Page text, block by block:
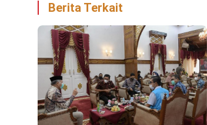
Berita Terkait